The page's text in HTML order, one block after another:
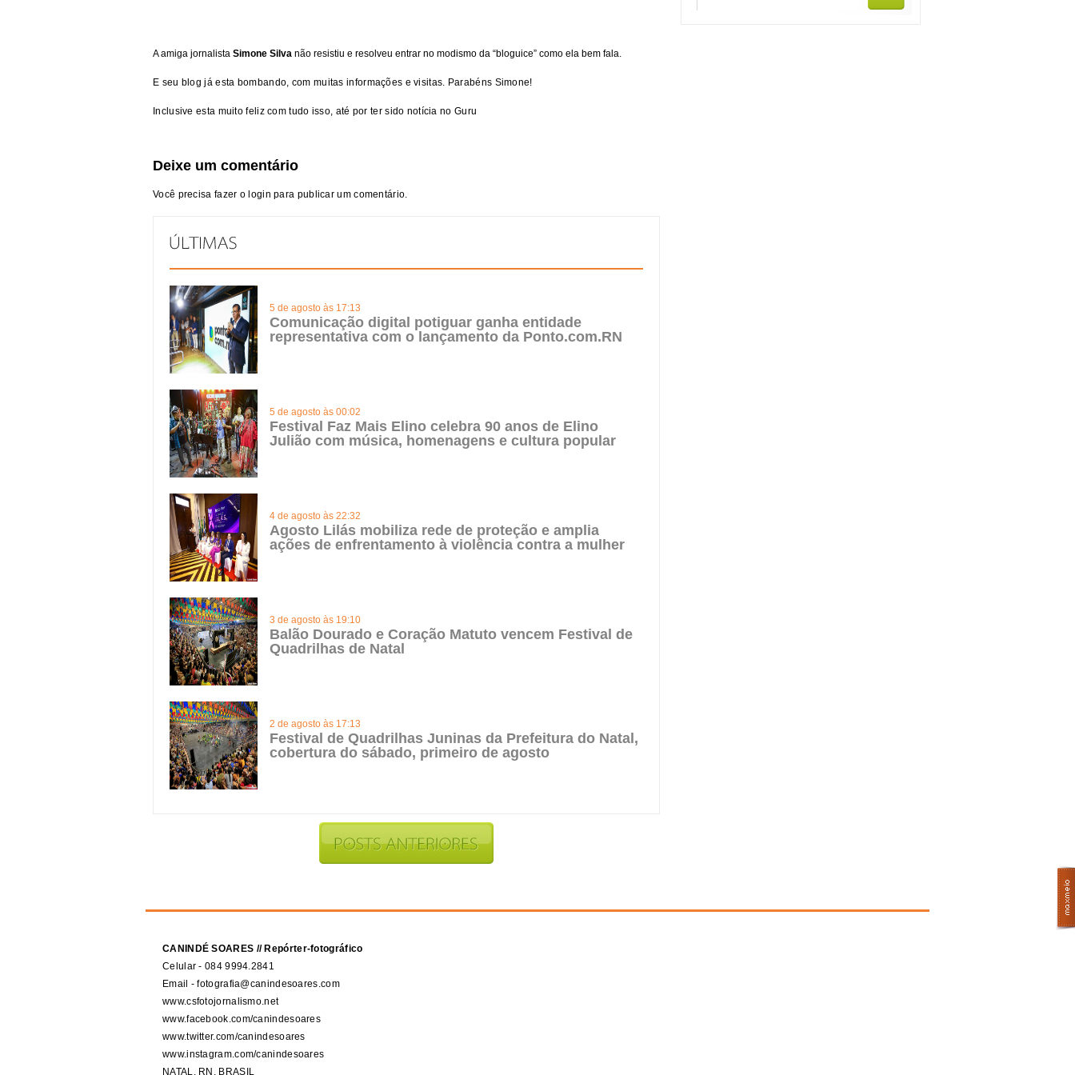
A amiga jornalista Simone Silva não resistiu e resolveu entrar no modismo da “bloguice” como ela bem fala.
E seu blog já esta bombando, com muitas informações e visitas. Parabéns Simone!
Inclusive esta muito feliz com tudo isso, até por ter sido notícia no Guru
Deixe um comentário
Você precisa fazer o login para publicar um comentário.
5 de agosto às 17:13
Comunicação digital potiguar ganha entidade
representativa com o lançamento da Ponto.com.RN
5 de agosto às 00:02
Festival Faz Mais Elino celebra 90 anos de Elino
Julião com música, homenagens e cultura popular
4 de agosto às 22:32
Agosto Lilás mobiliza rede de proteção e amplia
ações de enfrentamento à violência contra a mulher
3 de agosto às 19:10
Balão Dourado e Coração Matuto vencem Festival de
Quadrilhas de Natal
2 de agosto às 17:13
Festival de Quadrilhas Juninas da Prefeitura do Natal,
cobertura do sábado, primeiro de agosto
CANINDÉ SOARES // Repórter-fotográfico
Celular - 084 9994.2841
Email - fotografia@canindesoares.com
www.csfotojornalismo.net
www.facebook.com/canindesoares
www.twitter.com/canindesoares
www.instagram.com/canindesoares
NATAL, RN, BRASIL